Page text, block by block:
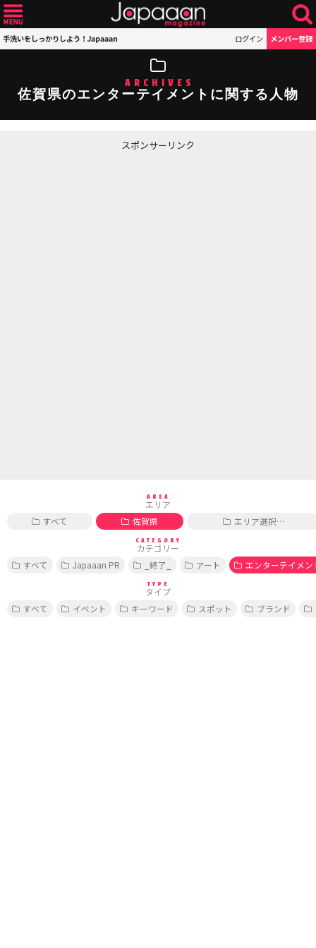
手洗いをしっかりしよう！Japaaan ログイン メンバー登録
ARCHIVES
佐賀県のエンターテイメントに関する人物
スポンサーリンク
AREA
エリア
すべて
佐賀県 エリア選択…
CATEGORY
カテゴリー
すべて
Japaaan PR _終了_ アート エンターテイメン
TYPE
タイプ
すべて
イベント キーワード スポット ブランド